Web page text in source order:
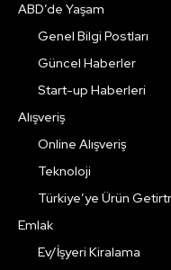
ABD’de Yaşam
Genel Bilgi Postları
Güncel Haberler
Start-up Haberleri
Alışveriş
Online Alışveriş
Teknoloji
Türkiye’ye Ürün
Emlak
Ev/İşyeri Kiralama